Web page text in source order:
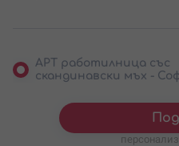
АРТ работилница със
скандинавски мъх -